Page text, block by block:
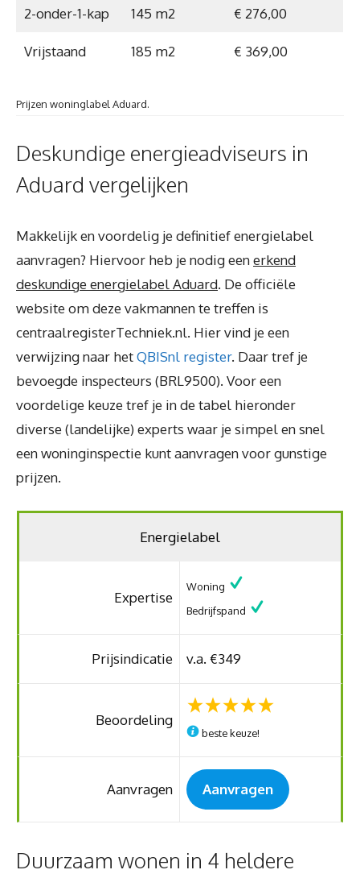
2-onder-1-kap 145 m2 € 276,00
Vrijstaand 185 m2 € 369,00
Prijzen woninglabel Aduard.
Deskundige energieadviseurs in
Aduard vergelijken
Makkelijk en voordelig je definitief energielabel
aanvragen? Hiervoor heb je nodig eenerkend
deskundige energielabel Aduard. De officiële
website om deze vakmannen te treffen is
centraalregisterTechniek.nl. Hier vind je een
verwijzing naar hetQBISnl register. Daar tref je
bevoegde inspecteurs (BRL9500). Voor een
voordelige keuze tref je in de tabel hieronder
diverse (landelijke) experts waar je simpel en snel
een woninginspectie kunt aanvragen voor gunstige
prijzen.
Energielabel
Expertise
Woning
Bedrijfspand
Prijsindicatie v.a. €349
Beoordeling
beste keuze!
Aanvragen Aanvragen
Duurzaam wonen in 4 heldere